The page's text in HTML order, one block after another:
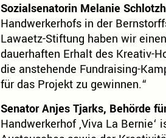
Sozialsenatorin Melanie
Handwerkerhofs in der
Lawaetz-Stiftung haben wir
dauerhaften Erhalt des Kreativ-
die anstehende Fundraising-
für das Projekt zu gewinnen.“
Senator Anjes Tjarks, Behörde
Handwerkerhof ,Viva La Bernie‘